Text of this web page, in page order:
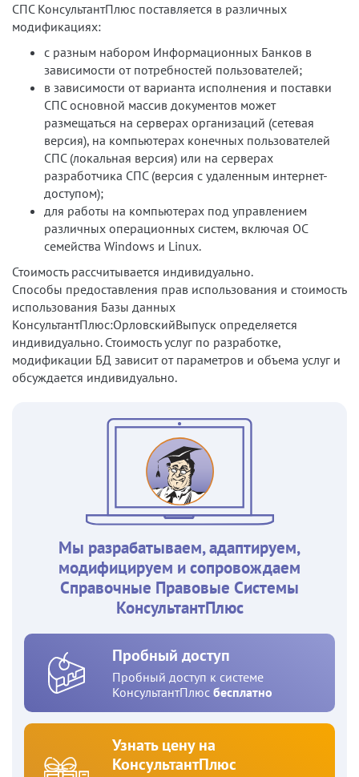
СПС КонсультантПлюс поставляется в различных
модификациях:
с разным набором Информационных Банков в
зависимости от потребностей пользователей;
в зависимости от варианта исполнения и поставки
СПС основной массив документов может
размещаться на серверах организаций (сетевая
версия), на компьютерах конечных пользователей
СПС (локальная версия) или на серверах
разработчика СПС (версия с удаленным интернет-
доступом);
для работы на компьютерах под управлением
различных операционных систем, включая ОС
семейства Windows и Linux.
Стоимость рассчитывается индивидуально.
Способы предоставления прав использования и стоимость
использования Базы данных
КонсультантПлюс:ОрловскийВыпуск определяется
индивидуально. Стоимость услуг по разработке,
модификации БД зависит от параметров и объема услуг и
обсуждается индивидуально.
Мы разрабатываем, адаптируем,
модифицируем и сопровождаем
Справочные Правовые Системы
КонсультантПлюс
Пробный доступ
Пробный доступ к системе
КонсультантПлюс бесплатно
Узнать цену на
КонсультантПлюс